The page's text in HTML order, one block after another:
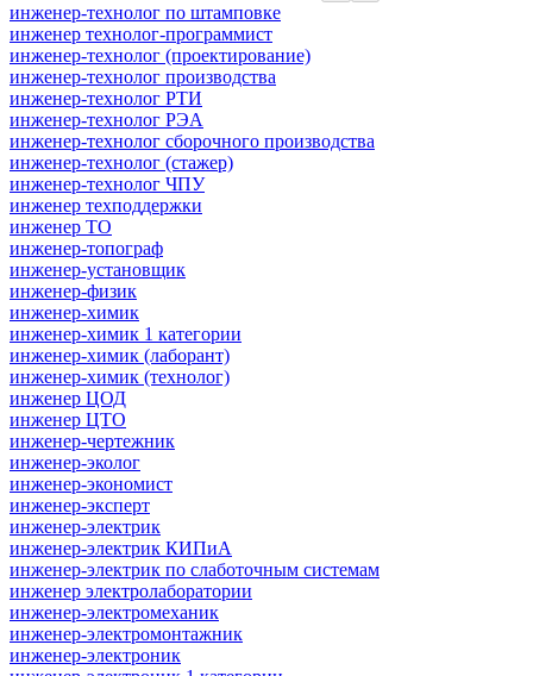
инженер-технолог по штамповке
инженер технолог-программист
инженер-технолог (проектирование)
инженер-технолог производства
инженер-технолог РТИ
инженер-технолог РЭА
инженер-технолог сборочного производства
инженер-технолог (стажер)
инженер-технолог ЧПУ
инженер техподдержки
инженер ТО
инженер-топограф
инженер-установщик
инженер-физик
инженер-химик
инженер-химик 1 категории
инженер-химик (лаборант)
инженер-химик (технолог)
инженер ЦОД
инженер ЦТО
инженер-чертежник
инженер-эколог
инженер-экономист
инженер-эксперт
инженер-электрик
инженер-электрик КИПиА
инженер-электрик по слаботочным системам
инженер электролаборатории
инженер-электромеханик
инженер-электромонтажник
инженер-электроник